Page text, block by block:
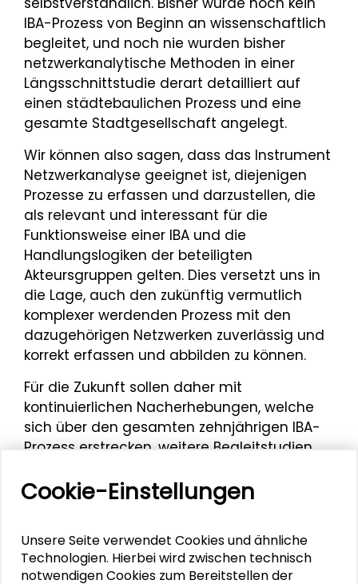
IBA-Prozess von Beginn an wissenschaftlich
begleitet, und noch nie wurden bisher
netzwerkanalytische Methoden in einer
Längsschnittstudie derart detailliert auf
einen städtebaulichen Prozess und eine
gesamte Stadtgesellschaft angelegt.
Wir können also sagen, dass das Instrument
Netzwerkanalyse geeignet ist, diejenigen
Prozesse zu erfassen und darzustellen, die
als relevant und interessant für die
Funktionsweise einer IBA und die
Handlungslogiken der beteiligten
Akteursgruppen gelten. Dies versetzt uns in
die Lage, auch den zukünftig vermutlich
komplexer werdenden Prozess mit den
dazugehörigen Netzwerken zuverlässig und
korrekt erfassen und abbilden zu können.
Für die Zukunft sollen daher mit
kontinuierlichen Nacherhebungen, welche
sich über den gesamten zehnjährigen IBA-
Prozess erstrecken, weitere Begleitstudien
wissenschaftliche Aussagen hinsichtlich der
Entwicklung und Dynamik des Netzwerkes
intervenierend eingesetzt werden.
Das Projektteam: Das Projekt wurde als
Cookie-Einstellungen
Unsere Seite verwendet Cookies und ähnliche
Technologien. Hierbei wird zwischen technisch
notwendigen Cookies zum Bereitstellen der